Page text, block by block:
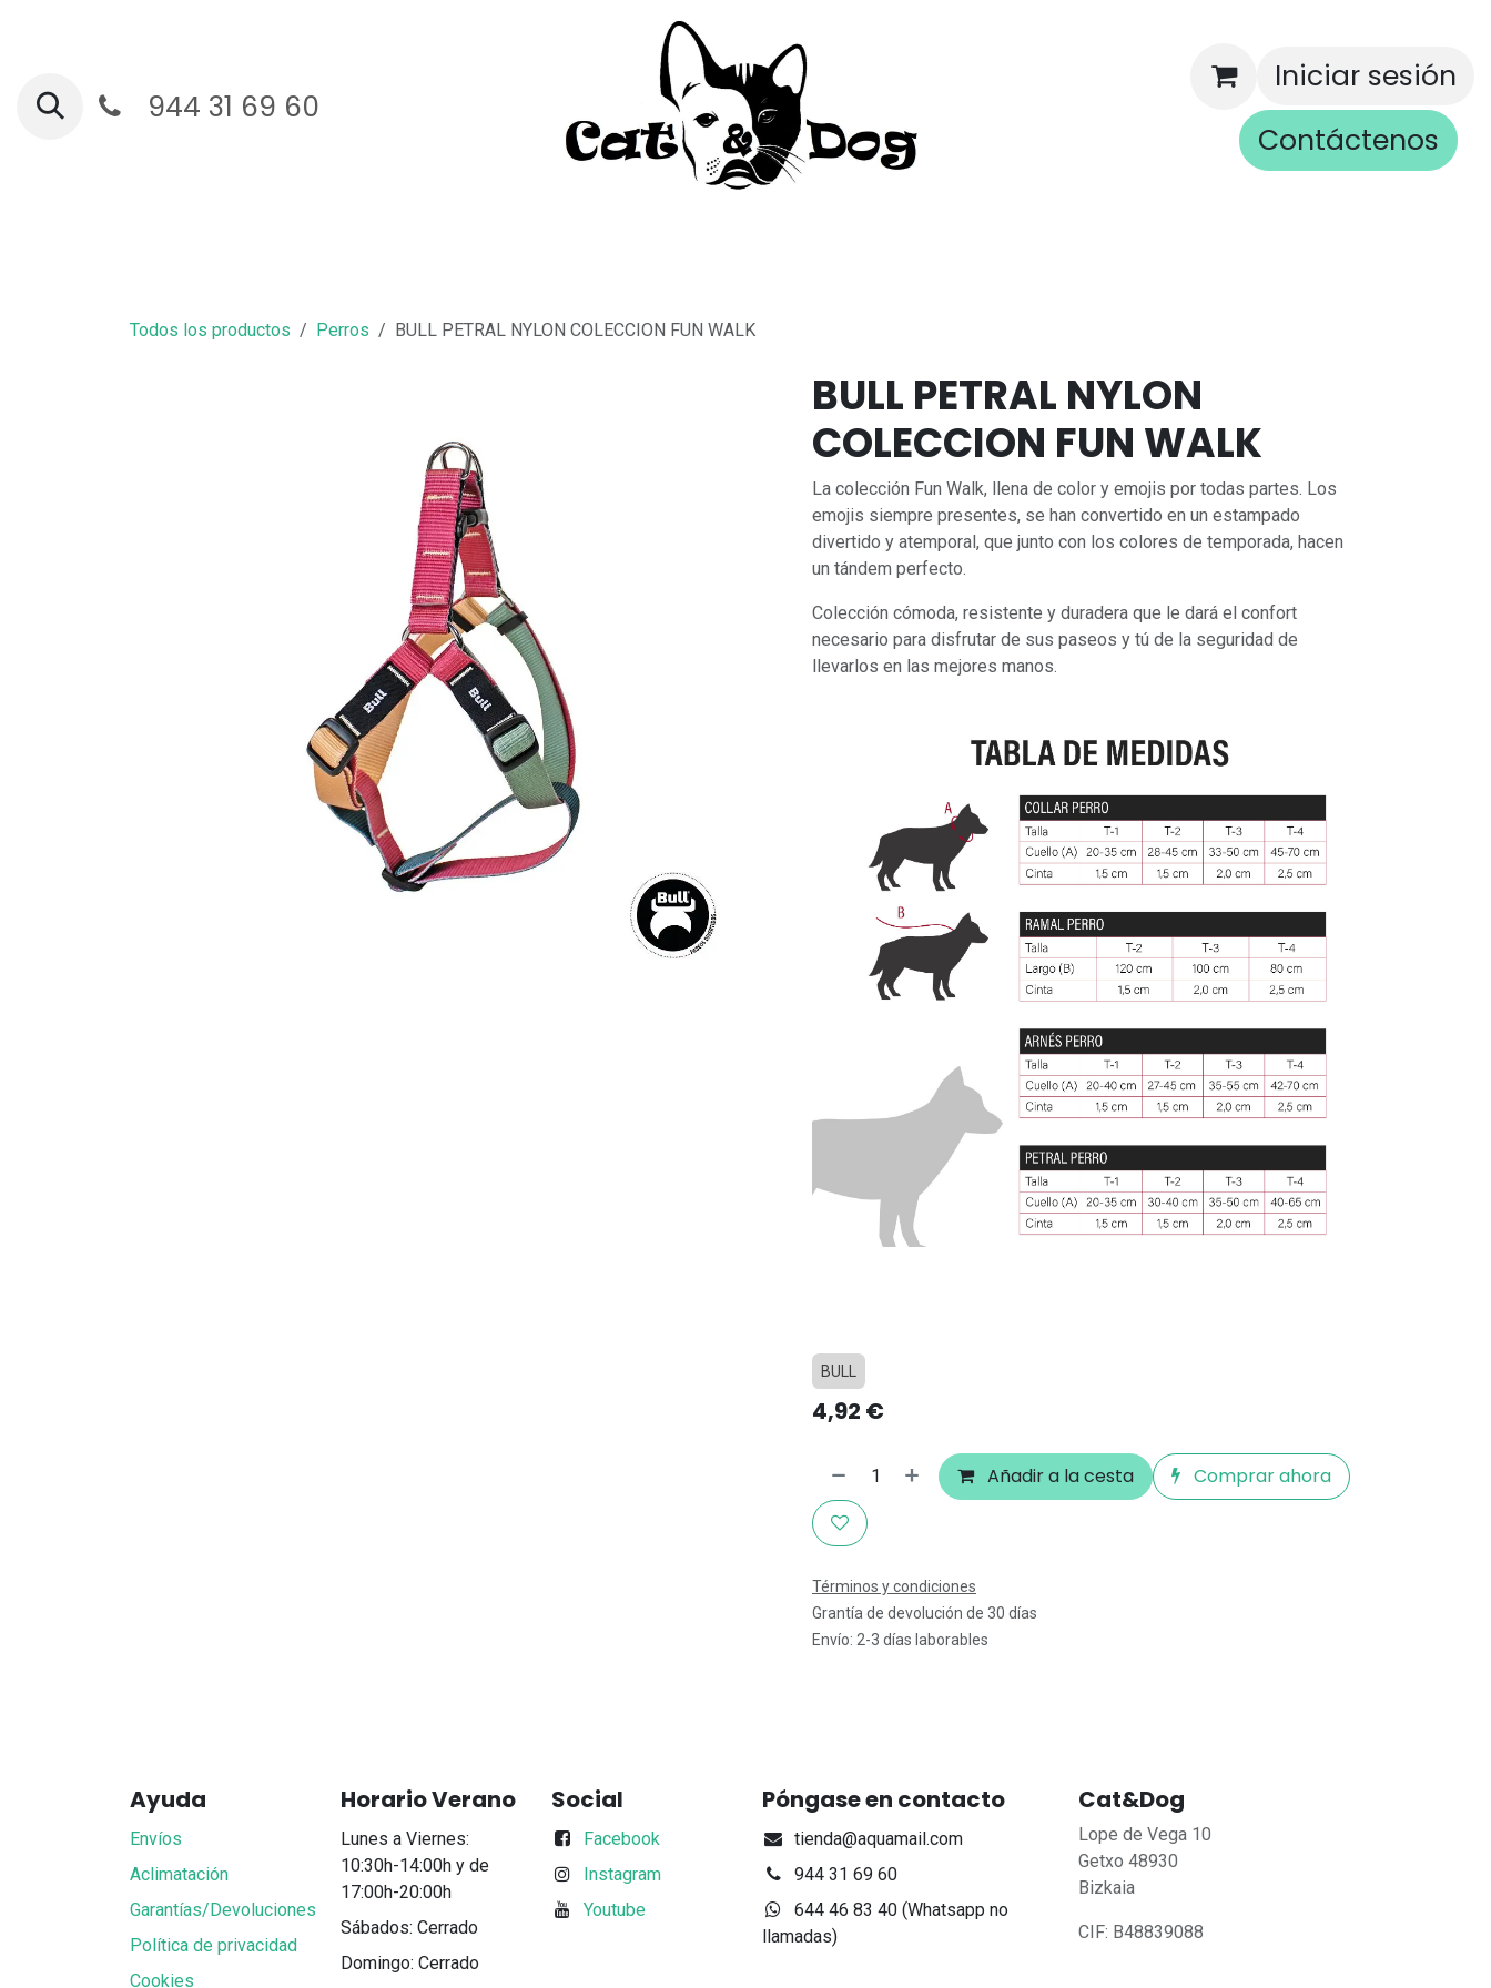
944 31 69 60
Iniciar sesión
Contáctenos
Todos los productos Perros BULL PETRAL NYLON COLECCION FUN WALK
BULL PETRAL NYLON
COLECCION FUN WALK
La colección Fun Walk, llena de color y emojis por todas partes. Los
emojis siempre presentes, se han convertido en un estampado
divertido y atemporal, que junto con los colores de temporada, hacen
un tándem perfecto.
Colección cómoda, resistente y duradera que le dará el confort
necesario para disfrutar de sus paseos y tú de la seguridad de
llevarlos en las mejores manos.
BULL
4,92 €
Añadir a la cesta Comprar ahora
Términos y condiciones
Grantía de devolución de 30 días
Envío: 2-3 días laborables
Ayuda
Envíos
Aclimatación
Garantías/Devoluciones
Política de privacidad
Cookies
Horario Verano
Lunes a Viernes:
10:30h-14:00h y de
17:00h-20:00h
Sábados: Cerrado
Domingo: Cerrado
Social
Facebook
Instagram
Youtube
Póngase en contacto
tienda@aquamail.com
944 31 69 60
644 46 83 40 (Whatsapp no
llamadas)
Cat&Dog
Lope de Vega 10
Getxo 48930
Bizkaia
CIF: B48839088